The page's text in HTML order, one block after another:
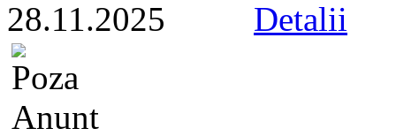
28.11.2025 Detalii